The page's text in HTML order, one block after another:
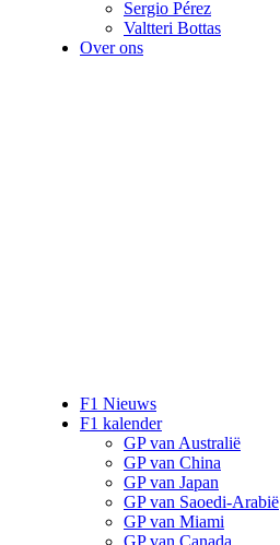
Sergio Pérez
Valtteri Bottas
Over ons
F1 Nieuws
F1 kalender
GP van Australië
GP van China
GP van Japan
GP van Saoedi-Arabië
GP van Miami
GP van Canada